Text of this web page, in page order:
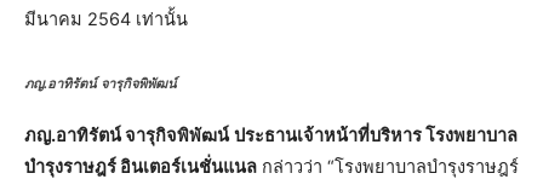
มีนาคม 2564 เท่านั้น
ภญ.อาทิรัตน์ จารุกิจพิพัฒน์
ภญ.อาทิรัตน์ จารุกิจพิพัฒน์ ประธานเจ้าหน้าที่บริหาร โรงพยาบาล
บำรุงราษฎร์ อินเตอร์เนชั่นแนล กล่าวว่า “โรงพยาบาลบำรุงราษฎร์